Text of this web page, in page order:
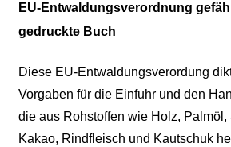
EU-Entwaldungsverordnung
gedruckte Buch
Diese EU-Entwaldungsverordung
Vorgaben für die Einfuhr und den
die aus Rohstoffen wie Holz, Palmöl,
Kakao, Rindfleisch und Kautschuk